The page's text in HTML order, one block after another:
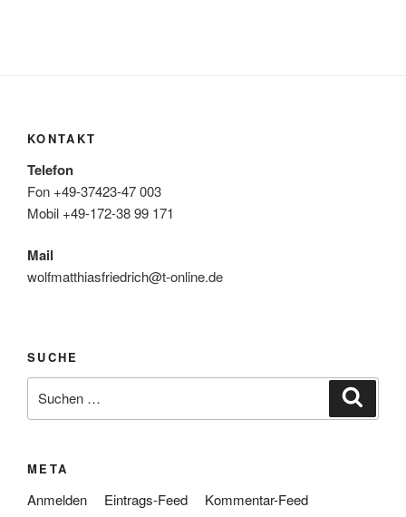
KONTAKT
Telefon
Fon +49-37423-47 003
Mobil +49-172-38 99 171
Mail
wolfmatthiasfriedrich@t-online.de
SUCHE
nach:
META
Anmelden Eintrags-Feed
Kommentar-Feed